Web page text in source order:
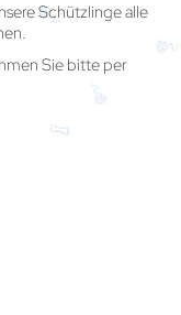
Schützlinge alle
Sie bitte per